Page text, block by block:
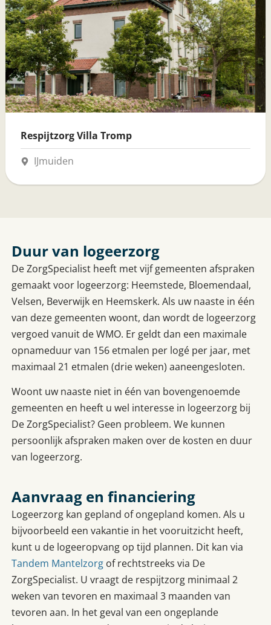
Respijtzorg Villa Tromp
IJmuiden
Duur van logeerzorg
De ZorgSpecialist heeft met vijf gemeenten afspraken
gemaakt voor logeerzorg: Heemstede, Bloemendaal,
Velsen, Beverwijk en Heemskerk. Als uw naaste in één
van deze gemeenten woont, dan wordt de logeerzorg
vergoed vanuit de WMO. Er geldt dan een maximale
opnameduur van 156 etmalen per logé per jaar, met
maximaal 21 etmalen (drie weken) aaneengesloten.
Woont uw naaste niet in één van bovengenoemde
gemeenten en heeft u wel interesse in logeerzorg bij
De ZorgSpecialist? Geen probleem. We kunnen
persoonlijk afspraken maken over de kosten en duur
van logeerzorg.
Aanvraag en financiering
Logeerzorg kan gepland of ongepland komen. Als u
bijvoorbeeld een vakantie in het vooruitzicht heeft,
kunt u de logeeropvang op tijd plannen. Dit kan via
Tandem Mantelzorgof rechtstreeks via De
ZorgSpecialist. U vraagt de respijtzorg minimaal 2
weken van tevoren en maximaal 3 maanden van
tevoren aan. In het geval van een ongeplande